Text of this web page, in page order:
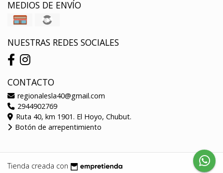
MEDIOS DE ENVÍO
NUESTRAS REDES SOCIALES
CONTACTO
regionalesla40@gmail.com
2944902769
Ruta 40, km 1901. El Hoyo, Chubut.
Botón de arrepentimiento
Tienda creada con